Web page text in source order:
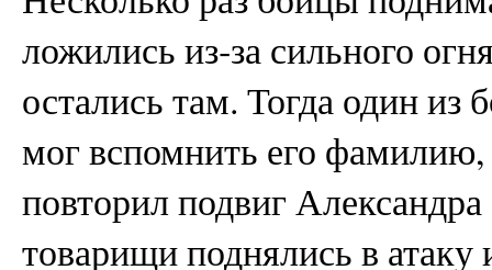
ложились из‑за сильного
остались там. Тогда один
мог вспомнить его фамилию,
повторил подвиг
товарищи поднялись в